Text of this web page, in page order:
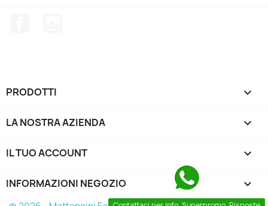
PRODOTTI 
LA NOSTRA AZIENDA 
IL TUO ACCOUNT 
INFORMAZIONI NEGOZIO keyboard_arrow_down